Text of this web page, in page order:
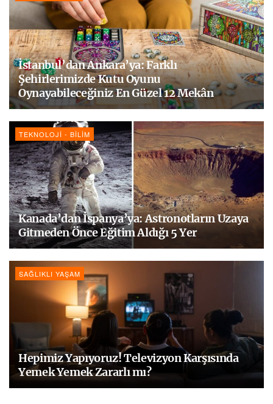
İstanbul’dan Ankara’ya: Farklı
Şehirlerimizde Kutu Oyunu
Oynayabileceğiniz En Güzel 12 Mekân
TEKNOLOJI - BILIM
Kanada’dan İspanya’ya: Astronotların Uzaya
Gitmeden Önce Eğitim Aldığı 5 Yer
SAĞLIKLI YAŞAM
Hepimiz Yapıyoruz! Televizyon Karşısında
Yemek Yemek Zararlı mı?